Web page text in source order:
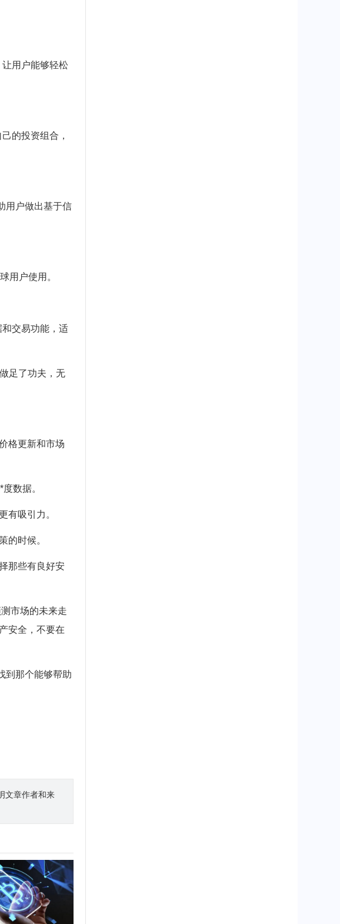
用户能够轻松
的投资组合，
用户做出基于信
用户使用。
交易功能，适
足了功夫，无
格更新和市场
数据。
有吸引力。
的时候。
那些有良好安
市场的未来走
安全，不要在
到那个能够帮助
文章作者和来